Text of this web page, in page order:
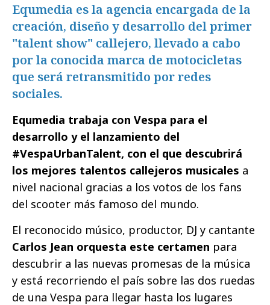
Equmedia es la agencia encargada de la
creación, diseño y desarrollo del primer
"talent show" callejero, llevado a cabo
por la conocida marca de motocicletas
que será retransmitido por redes
sociales.
Equmedia trabaja con Vespa para el
desarrollo y el lanzamiento del
#VespaUrbanTalent, con el que descubrirá
los mejores talentos callejeros musicales a
nivel nacional gracias a los votos de los fans
del scooter más famoso del mundo.
El reconocido músico, productor, DJ y cantante
Carlos Jean orquesta este certamen para
descubrir a las nuevas promesas de la música
y está recorriendo el país sobre las dos ruedas
de una Vespa para llegar hasta los lugares